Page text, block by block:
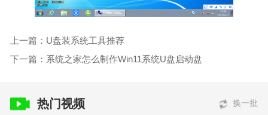
上一篇：U盘装系统工具推荐
下一篇：系统之家怎么制作Win11系统U盘启动盘
热门视频 换一批